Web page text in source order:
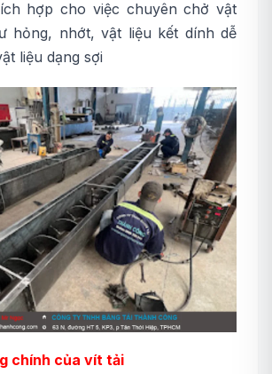
hợp cho việc chuyên chở vật
hỏng, nhớt, vật liệu kết dính dễ
liệu dạng sợi
chính của vít tải